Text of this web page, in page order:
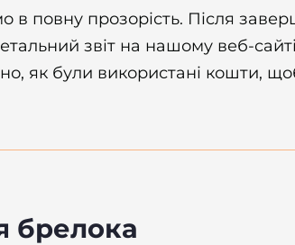
в повну прозорість. Після
звіт на нашому веб-
як були використані кошти,
брелока